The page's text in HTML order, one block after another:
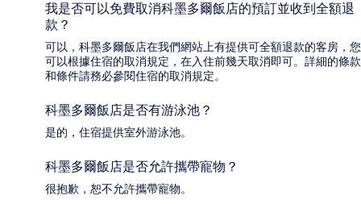
我是否可以免費取消科墨多爾飯店的預訂並收到全額退
款？
可以，科墨多爾飯店在我們網站上有提供可全額退款的客房，您
可以根據住宿的取消規定，在入住前幾天取消即可。詳細的條款
和條件請務必參閱住宿的取消規定。
科墨多爾飯店是否有游泳池？
是的，住宿提供室外游泳池。
科墨多爾飯店是否允許攜帶寵物？
很抱歉，恕不允許攜帶寵物。